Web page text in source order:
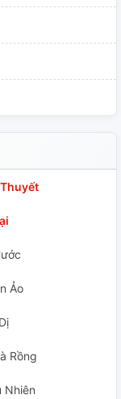
Ảo
Rồng
Nhiên